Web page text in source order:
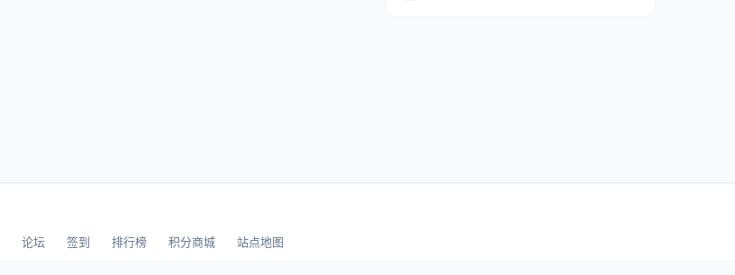
论坛 签到 排行榜 积分商城 站点地图